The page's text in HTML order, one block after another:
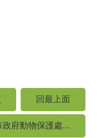
回最上面
政府動物保護處...